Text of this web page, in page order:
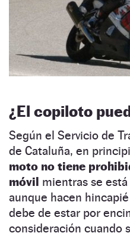
¿El copiloto
Según el Servicio de
de Cataluña, en
moto no tiene
móvil mientras se
aunque hacen
debe de estar por
consideración cuando